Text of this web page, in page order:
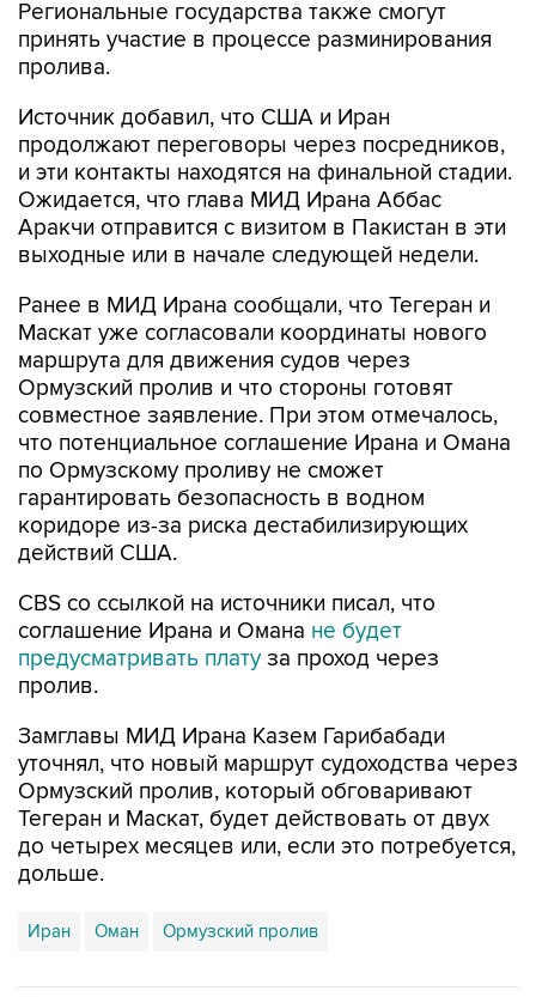
Региональные государства также смогут
принять участие в процессе разминирования
пролива.
Источник добавил, что США и Иран
продолжают переговоры через посредников,
и эти контакты находятся на финальной стадии.
Ожидается, что глава МИД Ирана Аббас
Аракчи отправится с визитом в Пакистан в эти
выходные или в начале следующей недели.
Ранее в МИД Ирана сообщали, что Тегеран и
Маскат уже согласовали координаты нового
маршрута для движения судов через
Ормузский пролив и что стороны готовят
совместное заявление. При этом отмечалось,
что потенциальное соглашение Ирана и Омана
по Ормузскому проливу не сможет
гарантировать безопасность в водном
коридоре из-за риска дестабилизирующих
действий США.
CBS со ссылкой на источники писал, что
соглашение Ирана и Омана не будет
предусматривать плату за проход через
пролив.
Замглавы МИД Ирана Казем Гарибабади
уточнял, что новый маршрут судоходства через
Ормузский пролив, который обговаривают
Тегеран и Маскат, будет действовать от двух
до четырех месяцев или, если это потребуется,
дольше.
Иран Оман Ормузский пролив